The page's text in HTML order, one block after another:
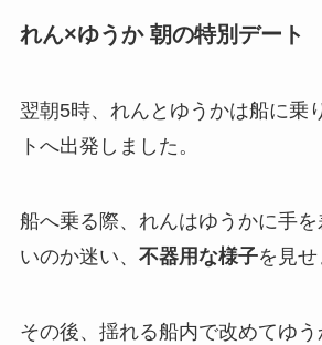
れん×ゆうか 朝の特別デート
翌朝5時、れんとゆうかは船に乗
トへ出発しました。
船へ乗る際、れんはゆうかに手
いのか迷い、 不器用な様子を見せ
その後、揺れる船内で改めてゆ